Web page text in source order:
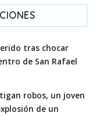
tras chocar
de San Rafael
robos, un joven
de un